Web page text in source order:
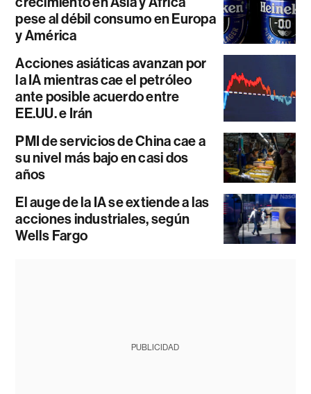
pese al débil consumo en Europa
y América
Acciones asiáticas avanzan por
la IA mientras cae el petróleo
ante posible acuerdo entre
EE.UU. e Irán
PMI de servicios de China cae a
su nivel más bajo en casi dos
años
El auge de la IA se extiende a las
acciones industriales, según
Wells Fargo
PUBLICIDAD